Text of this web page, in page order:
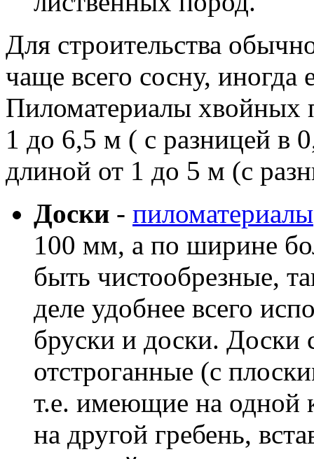
Для строительства
чаще всего сосну, иногда
Пиломатериалы хвойных
1 до 6,5 м ( с разницей в
длиной от 1 до 5 м (с
Доски - пиломатериалы
100 мм, а по ширине
быть чистообрезные,
деле удобнее всего
бруски и доски. Доски
отстроганные (с
т.е. имеющие на одной
на другой гребень,